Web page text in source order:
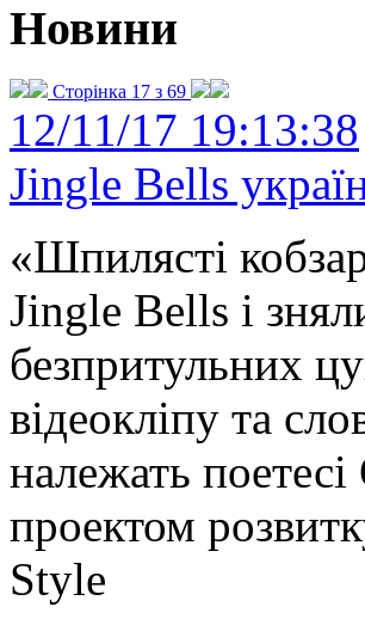
Новини
Сторінка 17 з 69
12/11/17 19:13:38
Jingle Bells
«Шпилясті
Jingle Bells і
безпритульних
відеокліпу та
належать
проектом
Style